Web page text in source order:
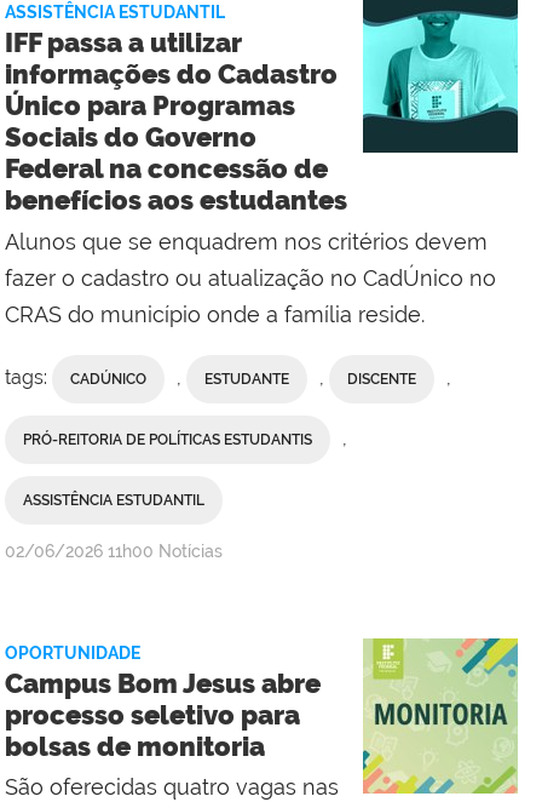
Comunicação
Social
do
Campus
Campos
Centro
ASSISTÊNCIA ESTUDANTIL
IFF passa a utilizar
informações do Cadastro
Único para Programas
Sociais do Governo
Federal na concessão de
benefícios aos estudantes
Alunos que se enquadrem nos critérios devem
fazer o cadastro ou atualização no CadÚnico no
CRAS do município onde a família reside.
tags: CADÚNICO ESTUDANTE DISCENTE
PRÓ-REITORIA DE POLÍTICAS ESTUDANTIS
ASSISTÊNCIA ESTUDANTIL
por
Reitoria
publicado
02/06/2026 11h00 Notícias
OPORTUNIDADE
Campus Bom Jesus abre
processo seletivo para
bolsas de monitoria
São oferecidas quatro vagas nas